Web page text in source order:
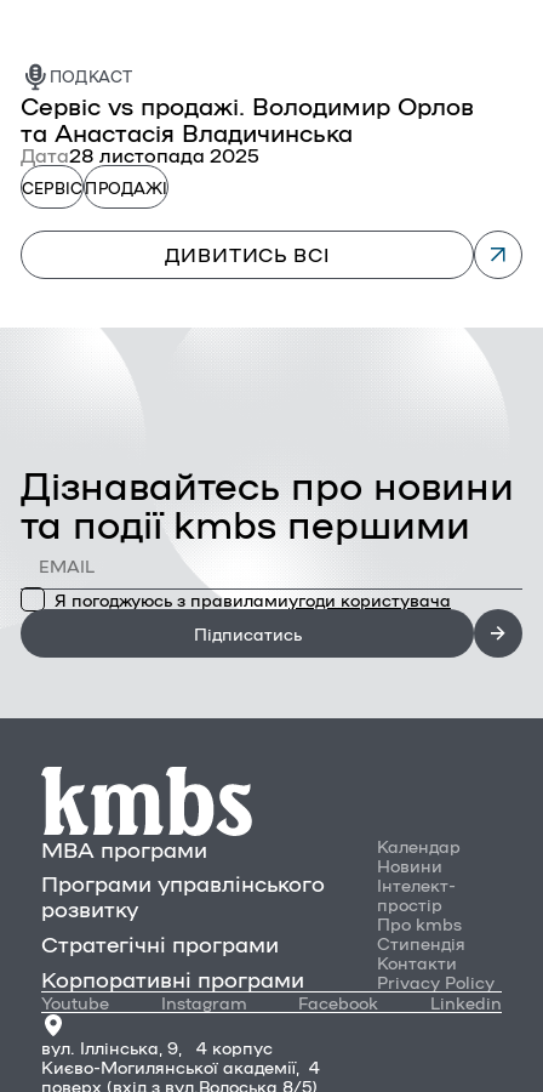
ПОДКАСТ
Сервіс vs продажі. Володимир Орлов
та Анастасія Владичинська
Дата28 листопада 2025
СЕРВІСПРОДАЖІ
ДИВИТИСЬ ВСІ
Дізнавайтесь про новини
та події kmbs першими
Я погоджуюсь з правиламиугоди користувача
Підписатись
MBA програми
Програми управлінського
розвитку
Стратегічні програми
Корпоративні програми
Календар
Новини
Інтелект-
простір
Про kmbs
Стипендія
Контакти
Privacy Policy
Youtube
Instagram Facebook Linkedin
вул. Іллінська, 9, 4 корпус
Києво-Могилянської академії, 4
поверх (вхід з вул.Волоська 8/5)